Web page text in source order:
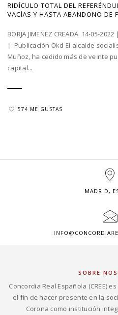
RIDÍCULO TOTAL DEL
VACÍAS Y HASTA ABANDONO DE
BORJA JIMENEZ CREADA. 14-05-
| Publicación Okd El alcalde
Muñoz, ha cedido más de veinte
capital...
574 ME GUSTAS
MADRID,
SOBRE
Concordia Real Española (CREE)
el fin de hacer presente en la
Corona como institución